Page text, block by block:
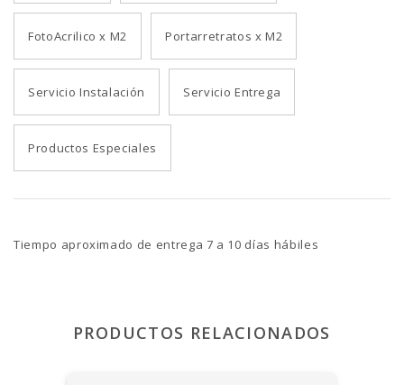
FotoAcrilico x M2 Portarretratos x M2
Servicio Instalación Servicio Entrega
Productos Especiales
Tiempo aproximado de entrega 7 a 10 días hábiles
PRODUCTOS RELACIONADOS